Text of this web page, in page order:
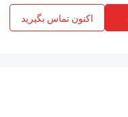
اکنون تماس بگیرید